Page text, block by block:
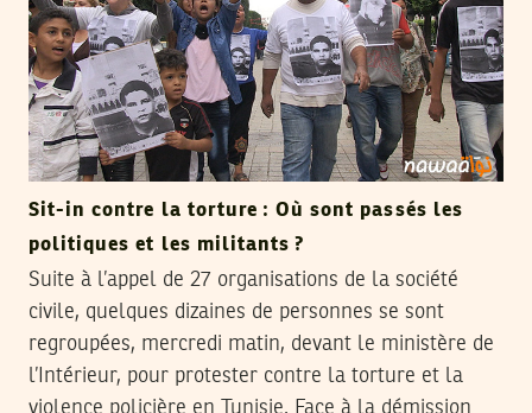
Sit-in contre la torture : Où sont passés les
politiques et les militants ?
Suite à l’appel de 27 organisations de la société
civile, quelques dizaines de personnes se sont
regroupées, mercredi matin, devant le ministère de
l’Intérieur, pour protester contre la torture et la
violence policière en Tunisie. Face à la démission